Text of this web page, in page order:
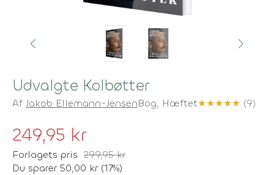
Udvalgte Kolbøtter
Af Jakob Ellemann-JensenBog, Hæftet★★★★★ (9)
249,95 kr
Forlagets pris 299,95 kr
Du sparer 50,00 kr (17%)